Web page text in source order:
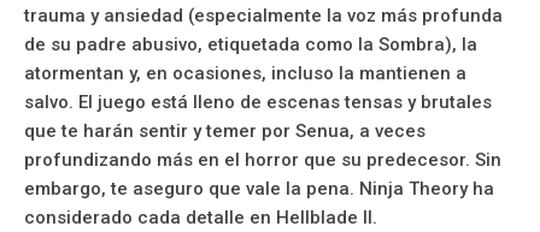
trauma y ansiedad (especialmente la voz más profunda
de su padre abusivo, etiquetada como la Sombra), la
atormentan y, en ocasiones, incluso la mantienen a
salvo. El juego está lleno de escenas tensas y brutales
que te harán sentir y temer por Senua, a veces
profundizando más en el horror que su predecesor. Sin
embargo, te aseguro que vale la pena. Ninja Theory ha
considerado cada detalle en Hellblade II.